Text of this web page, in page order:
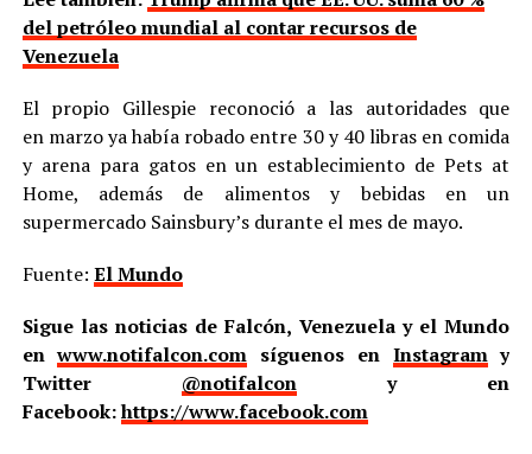
del petróleo mundial al contar recursos de
Venezuela
El propio Gillespie reconoció a las autoridades que
en marzo ya había robado entre 30 y 40 libras en comida
y arena para gatos en un establecimiento de Pets at
Home, además de alimentos y bebidas en un
supermercado Sainsbury’s durante el mes de mayo.
Fuente: El Mundo
Sigue las noticias de Falcón, Venezuela y el Mundo
enwww.notifalcon.com síguenos en Instagramy
Twitter @notifalcony en
Facebook:https://www.facebook.com